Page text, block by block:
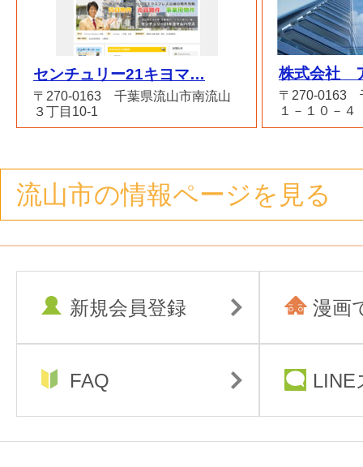
センチュリー21キヨマ…
〒270-0163 千葉県流山市南流山
３丁目10-1
株式会社
〒270-0163
１－１０－４
流山市の情報ページを見る
新規会員登録 漫画
FAQ LINE